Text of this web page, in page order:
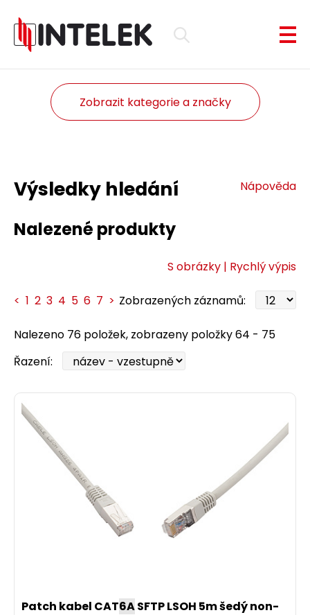
Zobrazit kategorie a značky
Výsledky hledání Nápověda
Nalezené produkty
S obrázky | Rychlý výpis
< 1 2 3 4 5 6 7 > Zobrazených záznamů:
Nalezeno 76 položek, zobrazeny položky 64 - 75
Řazení:
Patch kabel CAT6ASFTP LSOH 5m šedý non-